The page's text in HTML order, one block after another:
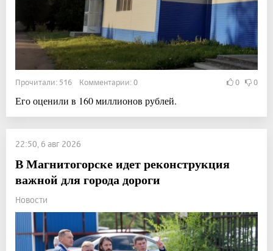
Прочитали: 516 Комментарии: 0 0 0
Его оценили в 160 миллионов рублей.
22:50, 6 авг 2026
В Магнитогорске идет реконструкция
важной для города дороги
Новости